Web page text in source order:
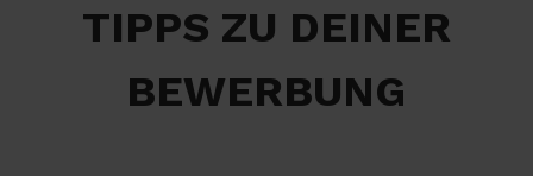
TIPPS ZU DEINER
BEWERBUNG